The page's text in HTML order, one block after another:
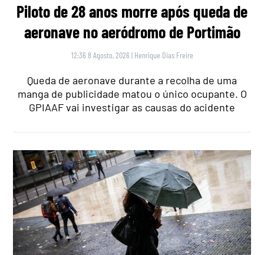
Piloto de 28 anos morre após queda de
aeronave no aeródromo de Portimão
12:36 8 Agosto, 2026 | Henrique Dias Freire
Queda de aeronave durante a recolha de uma
manga de publicidade matou o único ocupante. O
GPIAAF vai investigar as causas do acidente